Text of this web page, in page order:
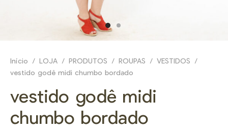
Início / LOJA / PRODUTOS / ROUPAS / VESTIDOS
/
vestido godê midi chumbo bordado
vestido godê midi
chumbo bordado